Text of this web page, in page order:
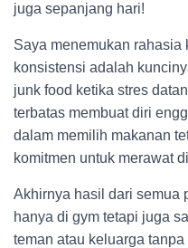
juga sepanjang hari!
Saya menemukan
konsistensi adalah
junk food ketika stres
terbatas membuat diri
dalam memilih makanan
komitmen untuk merawat
Akhirnya hasil dari
hanya di gym tetapi juga
teman atau keluarga